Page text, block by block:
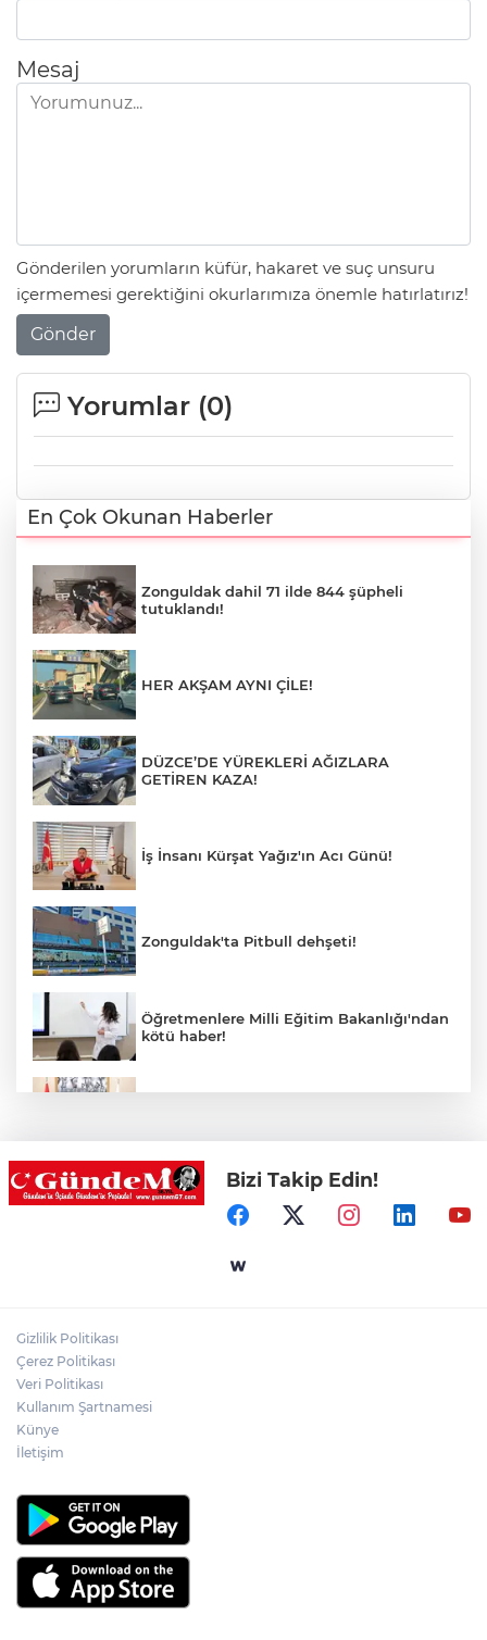
Mesaj
Gönderilen yorumların küfür, hakaret ve suç unsuru
içermemesi gerektiğini okurlarımıza önemle hatırlatırız!
Gönder
Yorumlar (0)
En Çok Okunan Haberler
Zonguldak dahil 71 ilde 844 şüpheli
tutuklandı!
HER AKŞAM AYNI ÇİLE!
DÜZCE’DE YÜREKLERİ AĞIZLARA
GETİREN KAZA!
İş İnsanı Kürşat Yağız'ın Acı Günü!
Zonguldak'ta Pitbull dehşeti!
Öğretmenlere Milli Eğitim Bakanlığı'ndan
kötü haber!
Hastane Afet Planları Uygulayıcı eğitimi
düzenlendi
Ülkü Ocakları Devrek'ten örnek sosyal
Bizi Takip Edin!
Gizlilik Politikası
Çerez Politikası
Veri Politikası
Kullanım Şartnamesi
Künye
İletişim